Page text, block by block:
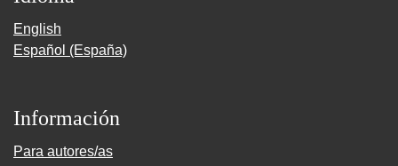
English
Español (España)
Información
Para autores/as